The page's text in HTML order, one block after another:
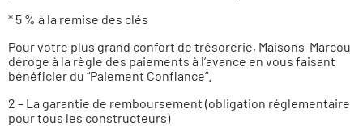
* 5 % à la remise des clés
Pour votre plus grand confort de trésorerie, Maisons-Marcou
déroge à la règle des paiements à l’avance en vous faisant
bénéficier du “Paiement Confiance”.
2 – La garantie de remboursement (obligation réglementaire
pour tous les constructeurs)